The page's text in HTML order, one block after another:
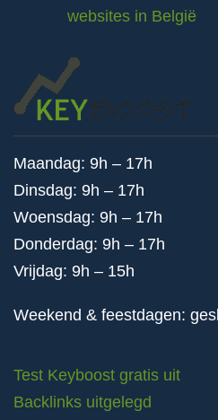
websites in België
Maandag: 9h – 17h
Dinsdag: 9h – 17h
Woensdag: 9h – 17h
Donderdag: 9h – 17h
Vrijdag: 9h – 15h
Weekend & feestdagen:
Test Keyboost gratis uit
Backlinks uitgelegd